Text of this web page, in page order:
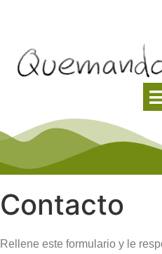
Contacto
Rellene este formulario y le